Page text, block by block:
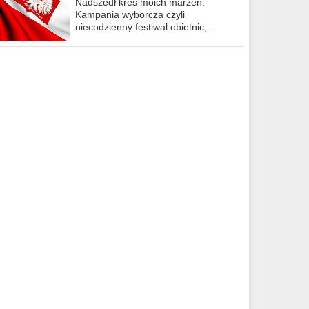
Kampania wyborcza czyli
niecodzienny festiwal obietnic,..